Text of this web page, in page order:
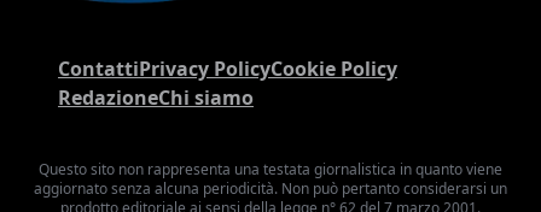
ContattiPrivacy PolicyCookie Policy
RedazioneChi siamo
Questo sito non rappresenta una testata giornalistica in quanto viene
aggiornato senza alcuna periodicità. Non può pertanto considerarsi un
prodotto editoriale ai sensi della legge n° 62 del 7 marzo 2001.